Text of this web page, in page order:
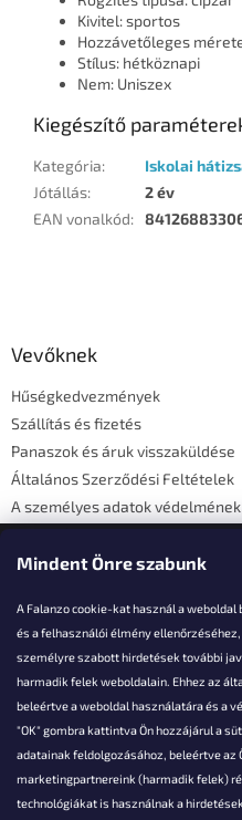
Mindent Önre szabunk
A Falanzo cookie-kat használ a
és a felhasználói élmény
személyre szabott hirdetések további
harmadik felek weboldalain. Ehhez az
beleértve a weboldal használatára és a
"OK" gombra kattintva Ön hozzájárul a
adatainak feldolgozásához, beleértve
marketingpartnereink (harmadik felek)
technológiákat is használnak a
Kivitel: sportos
Hozzávetőleges
Stílus: hétköznapi
Nem: Uniszex
Kiegészítő
Kategória:
Iskolai
Jótállás:
2 év
EAN vonalkód:
Vevőknek
Hűségkedvezmények
Szállítás és fizetés
Panaszok és áruk visszaküldése
Általános Szerződési Feltételek
A személyes adatok
Elérhetőségi adatok
Akarsz kérdezni valamit?
info@falanzo.hu